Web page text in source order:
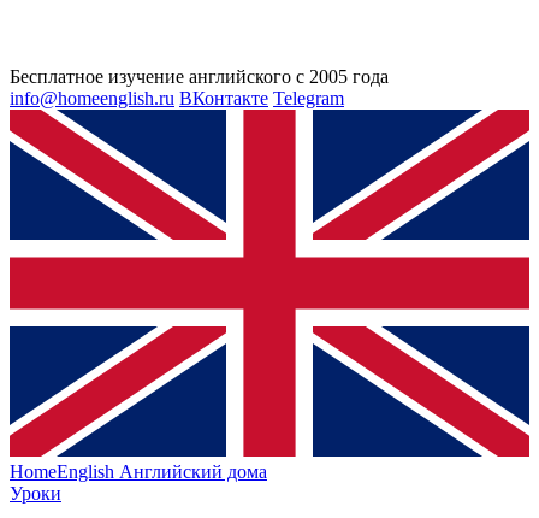
Бесплатное изучение английского с 2005 года
info@homeenglish.ru ВКонтакте Telegram
HomeEnglish Английский дома
Уроки